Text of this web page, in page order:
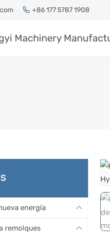
+86 177 5787 1908
energía
remolques